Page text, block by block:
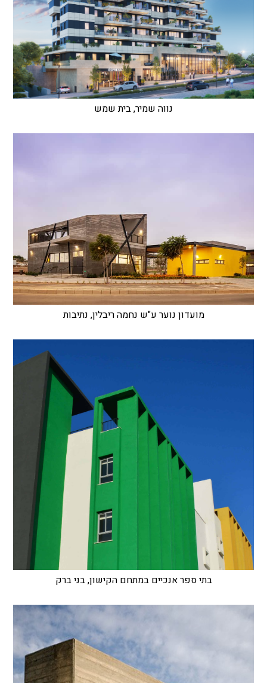
נווה שמיר, בית שמש
מועדון נוער ע"ש נחמה ריבלין, נתיבות
בתי ספר אנכיים במתחם הקישון, בני ברק